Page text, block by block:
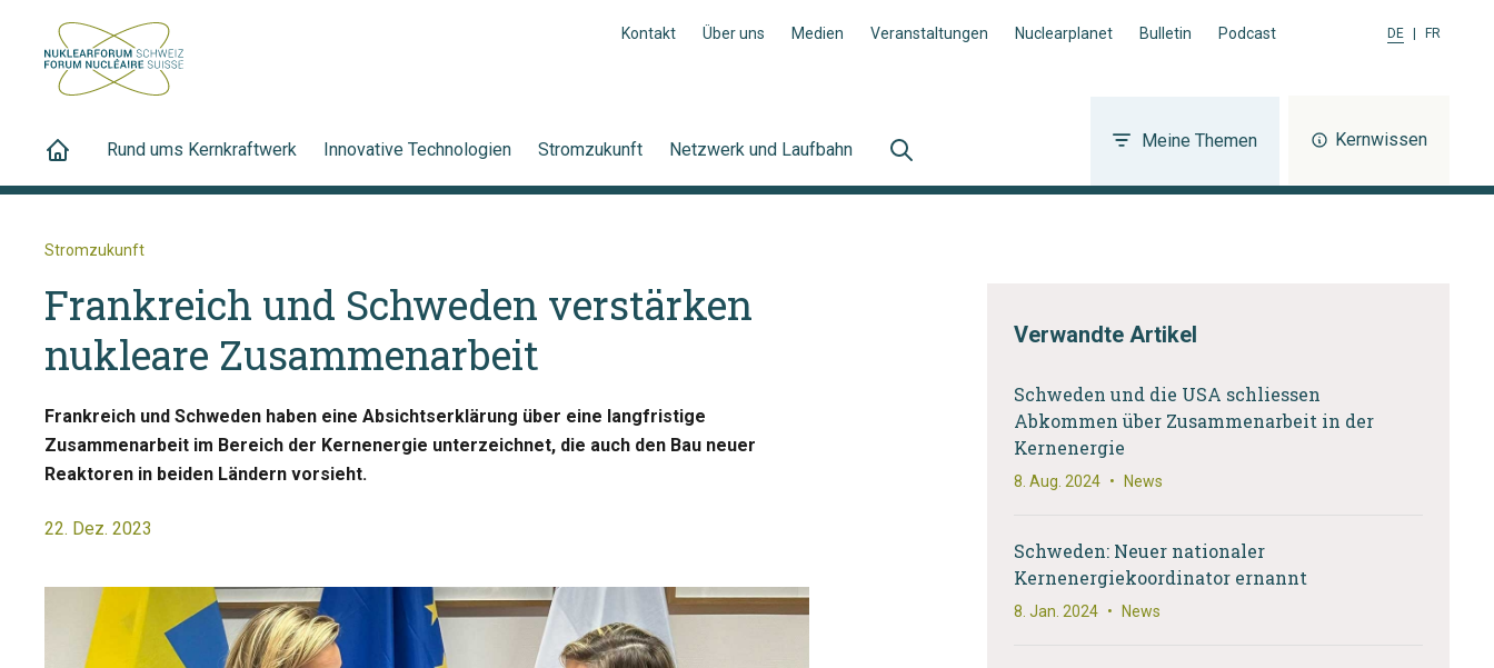
Kontakt Über uns Medien Veranstaltungen Nuclearplanet Bulletin Podcast DE FR
Rund ums Kernkraftwerk Innovative Technologien Stromzukunft Netzwerk und Laufbahn Meine Themen Kernwissen
Stromzukunft
Frankreich und Schweden verstärken
nukleare Zusammenarbeit
Frankreich und Schweden haben eine Absichtserklärung über eine langfristige
Zusammenarbeit im Bereich der Kernenergie unterzeichnet, die auch den Bau neuer
Reaktoren in beiden Ländern vorsieht.
22. Dez. 2023
Verwandte Artikel
Schweden und die USA schliessen
Abkommen über Zusammenarbeit in der
Kernenergie
8. Aug. 2024 • News
Schweden: Neuer nationaler
Kernenergiekoordinator ernannt
8. Jan. 2024 • News